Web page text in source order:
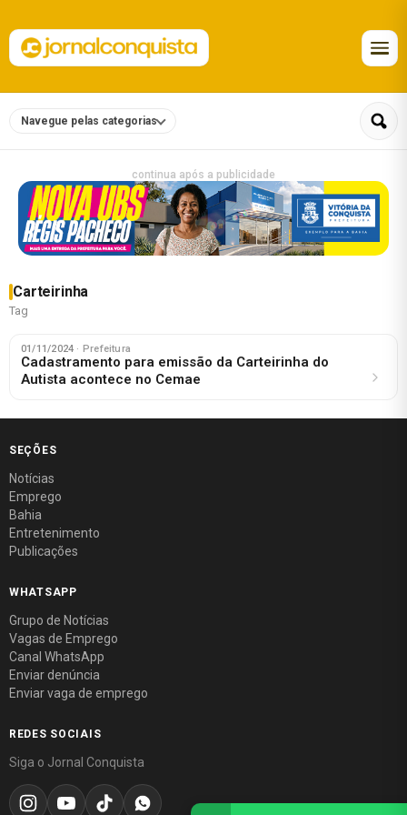
Navegue pelas categorias
continua após a publicidade
Carteirinha
Tag
01/11/2024 · Prefeitura
Cadastramento para emissão da Carteirinha do
Autista acontece no Cemae
SEÇÕES
Notícias
Emprego
Bahia
Entretenimento
Publicações
WHATSAPP
Grupo de Notícias
Vagas de Emprego
Canal WhatsApp
Enviar denúncia
Enviar vaga de emprego
REDES SOCIAIS
Siga o Jornal Conquista